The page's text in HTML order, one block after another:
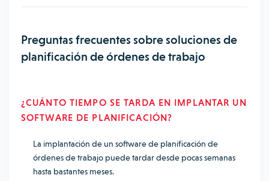
Preguntas frecuentes sobre soluciones de
planificación de órdenes de trabajo
¿CUÁNTO TIEMPO SE TARDA EN IMPLANTAR UN
SOFTWARE DE PLANIFICACIÓN?
La implantación de un software de planificación de
órdenes de trabajo puede tardar desde pocas semanas
hasta bastantes meses.